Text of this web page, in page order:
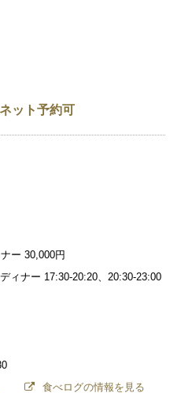
ット予約可
ー 30,000円
ィナー 17:30-20:20、20:30-23:00
食べログの情報を見る